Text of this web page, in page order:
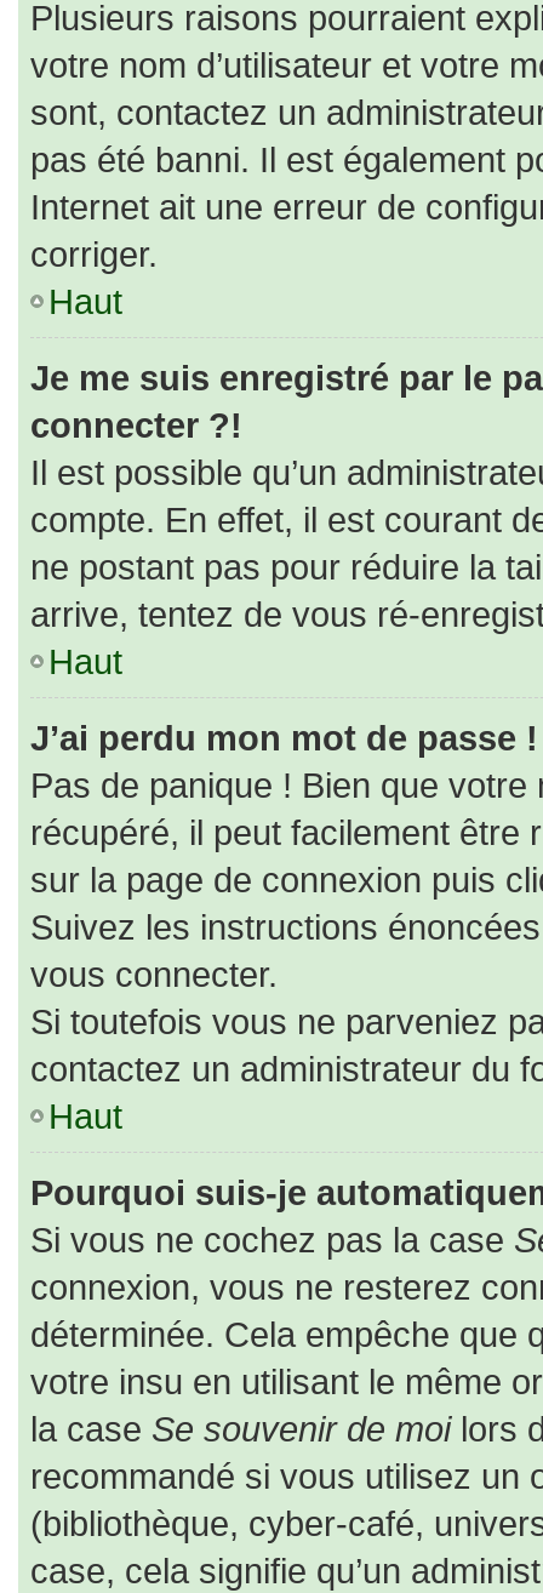
Plusieurs raisons pourraient
votre nom d’utilisateur et votre
sont, contactez un
pas été banni. Il est également
Internet ait une erreur de
corriger.
Haut
Je me suis enregistré par le
connecter ?!
Il est possible qu’un
compte. En effet, il est courant
ne postant pas pour réduire la
arrive, tentez de vous ré-
Haut
J’ai perdu mon mot de passe !
Pas de panique ! Bien que
récupéré, il peut facilement être
sur la page de connexion puis
Suivez les instructions
vous connecter.
Si toutefois vous ne parveniez
contactez un administrateur du
Haut
Pourquoi suis-je
Si vous ne cochez pas la case
connexion, vous ne resterez
déterminée. Cela empêche que
votre insu en utilisant le même
la case Se souvenir de moilors
recommandé si vous utilisez un
(bibliothèque, cyber-café,
case, cela signifie qu’un